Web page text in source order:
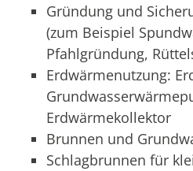
Gründung und
(zum Beispiel
Pfahlgründung,
Erdwärmenutzung:
Erdwärmekollektor
Brunnen und
Schlagbrunnen für